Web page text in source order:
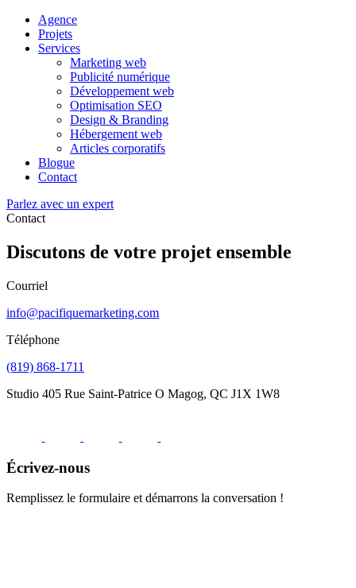
Agence
Projets
Services
Marketing web
Publicité numérique
Développement web
Optimisation SEO
Design & Branding
Hébergement web
Articles corporatifs
Blogue
Contact
Parlez avec un expert
Contact
Discutons de votre projet ensemble
Courriel
info@pacifiquemarketing.com
Téléphone
(819) 868-1711
Studio 405 Rue Saint-Patrice O Magog, QC J1X 1W8
Écrivez-nous
Remplissez le formulaire et démarrons la conversation !